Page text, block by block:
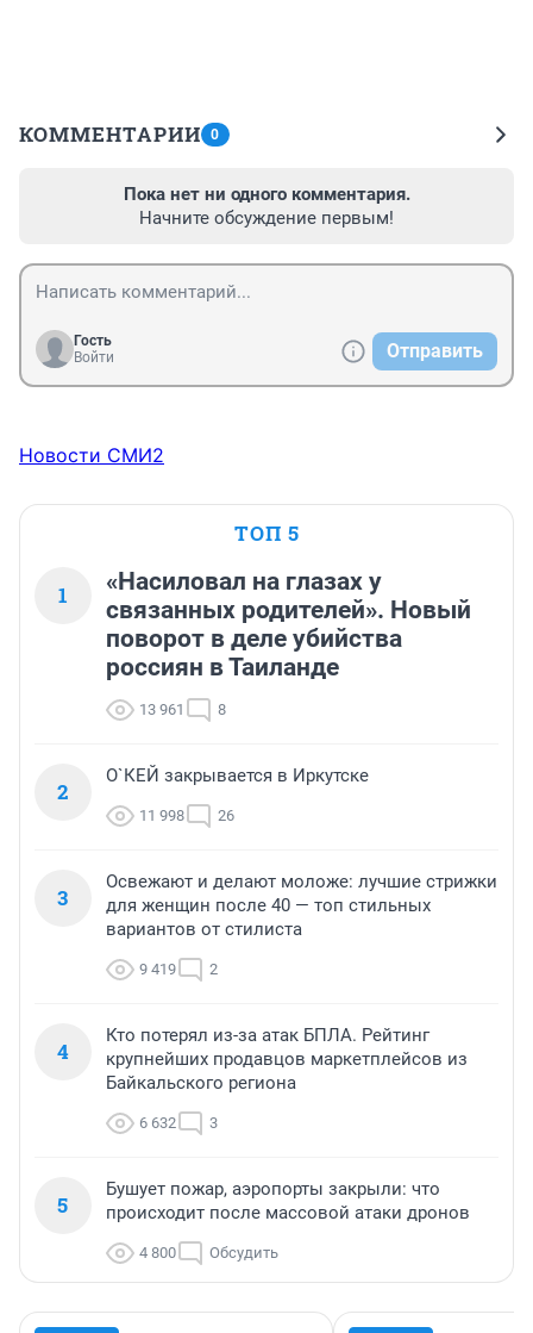
КОММЕНТАРИИ 0
Пока нет ни одного комментария.
Начните обсуждение первым!
Гость
Войти
Отправить
Новости СМИ2
ТОП 5
1
«Насиловал на глазах у
связанных родителей». Новый
поворот в деле убийства
россиян в Таиланде
13 961 8
2
О`КЕЙ закрывается в Иркутске
11 998 26
3
Освежают и делают моложе: лучшие стрижки
для женщин после 40 — топ стильных
вариантов от стилиста
9 419 2
4
Кто потерял из-за атак БПЛА. Рейтинг
крупнейших продавцов маркетплейсов из
Байкальского региона
6 632 3
5
Бушует пожар, аэропорты закрыли: что
происходит после массовой атаки дронов
4 800 Обсудить